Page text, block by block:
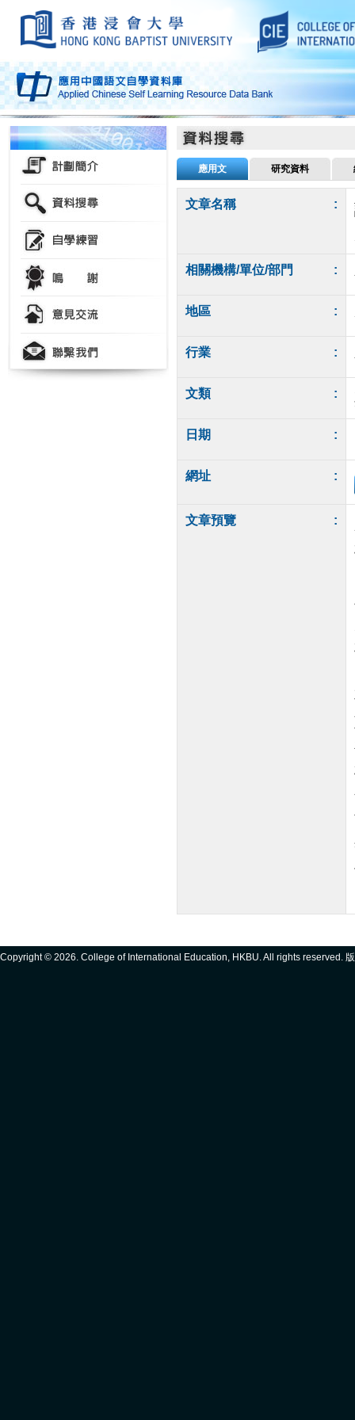
應用文 研究資料
文章名稱 :
相關機構/單位/部門 :
地區 :
行業 :
文類 :
日期 :
網址 :
文章預覽 :
Copyright © 2026. College of International Education, HKBU. All rights reserved.